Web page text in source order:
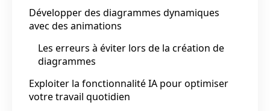
Développer des diagrammes dynamiques
avec des animations
Les erreurs à éviter lors de la création de
diagrammes
Exploiter la fonctionnalité IA pour optimiser
votre travail quotidien